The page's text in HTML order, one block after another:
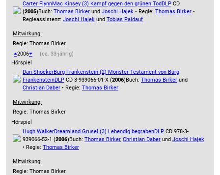
Carter FlynnMac Kinsey (3) Kampf gegen den grünen TodDLP CD
(2005)Buch: Thomas Birker und Joschi Hajek • Regie: Thomas Birker •
Regieassistenz: Joschi Hajek und Tobias Paldauf
Mitwirkung:
Regie: Thomas Birker
2006
(ca. 33-jährig)
Hörspiel
Dan ShockerBurg Frankenstein (2) Monster-Testament von Burg
FrankensteinDLP CD 3-939066-01-X (2006)Buch: Thomas Birker und
Christian Daber • Regie: Thomas Birker
Mitwirkung:
Regie: Thomas Birker
Hörspiel
Hugh WalkerDreamland Grusel (3) Lebendig begrabenDLP CD 978-3-
939066-52-1 (2006)Buch: Thomas Birker, Christian Daber und Joschi Hajek
• Regie: Thomas Birker
Mitwirkung:
Regie: Thomas Birker